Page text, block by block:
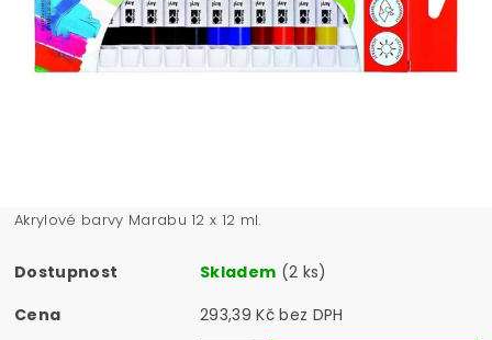
Akrylové barvy Marabu 12 x 12 ml.
Dostupnost Skladem (2 ks)
Cena
293,39 Kč bez DPH